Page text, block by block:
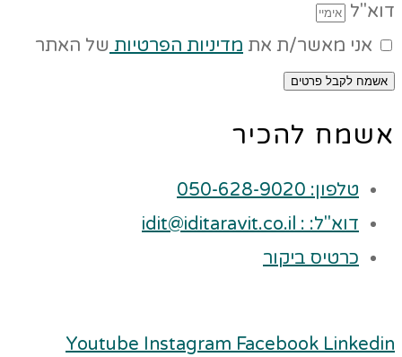
דוא"ל
אני מאשר/ת את מדיניות הפרטיות של האתר
אשמח לקבל פרטים
אשמח להכיר
טלפון: 050-628-9020
דוא"ל: : idit@iditaravit.co.il
כרטיס ביקור
Youtube Instagram Facebook Linkedin